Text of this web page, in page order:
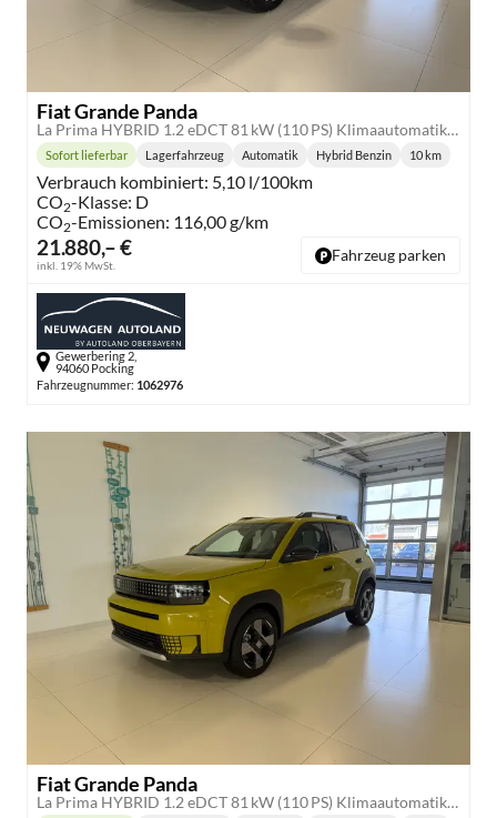
Fiat Grande Panda
La Prima HYBRID 1.2 eDCT 81 kW (110 PS) Klimaautomatik, Radio, DAB, Navigationssystem, Lenkradheizung, Sitzheizung, Induktionsladen für Smartphones, LED-Scheinwerfer, Lichtsensor, Regensensor, Tempomat, 17 Zoll Leichtmetallfelgen, uvm
21.880,– €
inkl. 19% MwSt.
Lieferzeit:
Sofort lieferbar Lagerfahrzeug Automatik Hybrid Benzin 10 km
Verbrauch kombiniert: 5,10 l/100km
CO2-Klasse: D
CO2-Emissionen: 116,00 g/km
Fahrzeug parken
Gewerbering 2,
94060 Pocking
Fahrzeugnummer: 1062976
Fiat Grande Panda
La Prima HYBRID 1.2 eDCT 81 kW (110 PS) Klimaautomatik, Radio, DAB, Navigationssystem, Lenkradheizung, Sitzheizung, Induktionsladen für Smartphones, LED-Scheinwerfer, Lichtsensor, Regensensor, Tempomat, 17 Zoll Leichtmetallfelgen, uvm